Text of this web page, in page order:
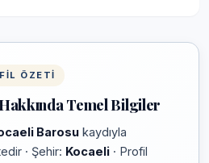
ÖZETI
Temel Bilgiler
Barosu kaydıyla
· Şehir: Kocaeli · Profil